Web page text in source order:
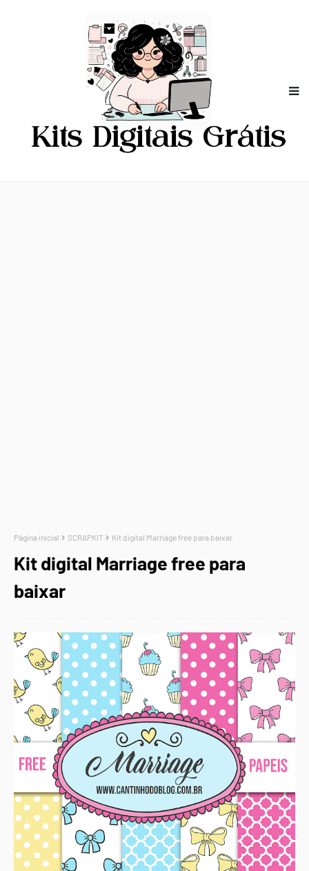
Página inicial SCRAPKIT Kit digital Marriage free para baixar
Kit digital Marriage free para
baixar